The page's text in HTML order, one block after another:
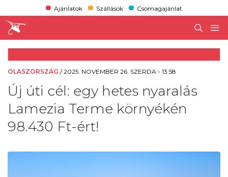
Ajánlatok Szállások Csomagajánlat
OLASZORSZÁG /2025. NOVEMBER 26. SZERDA - 13:58
Új úti cél: egy hetes nyaralás
Lamezia Terme környékén
98.430 Ft-ért!